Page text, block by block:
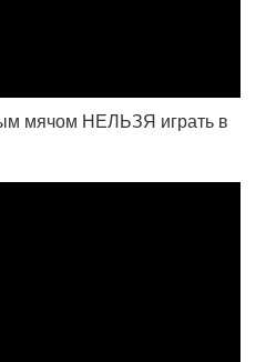
мячом НЕЛЬЗЯ играть в